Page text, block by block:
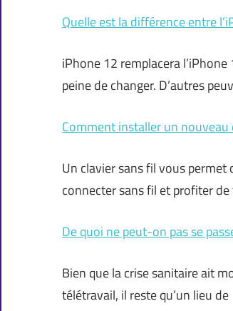
Quelle est la différence entre
iPhone 12 remplacera
peine de changer. D’autres
Comment installer un nouveau
Un clavier sans fil vous
connecter sans fil et profiter
De quoi ne peut-on pas se
Bien que la crise sanitaire ait
télétravail, il reste qu’un lieu de